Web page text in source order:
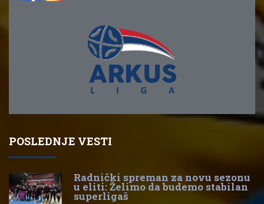
POSLEDNJE VESTI
Radnički spreman za novu sezonu
u eliti: Želimo da budemo stabilan
superligaš